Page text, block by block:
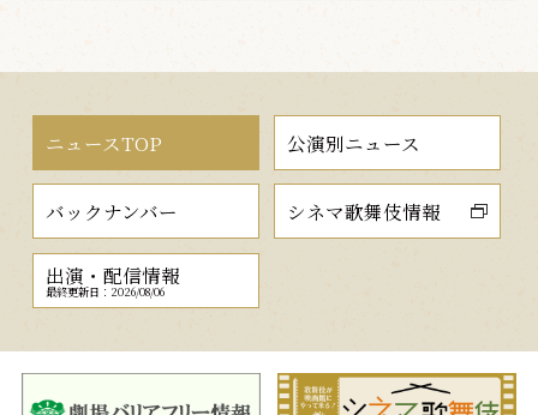
ニュースTOP 公演別ニュース
バックナンバー シネマ歌舞伎情報
出演・配信情報
最終更新日：2026/08/06